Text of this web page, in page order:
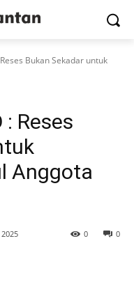
Bukan Sekadar untuk
: Reses
Anggota
0
0